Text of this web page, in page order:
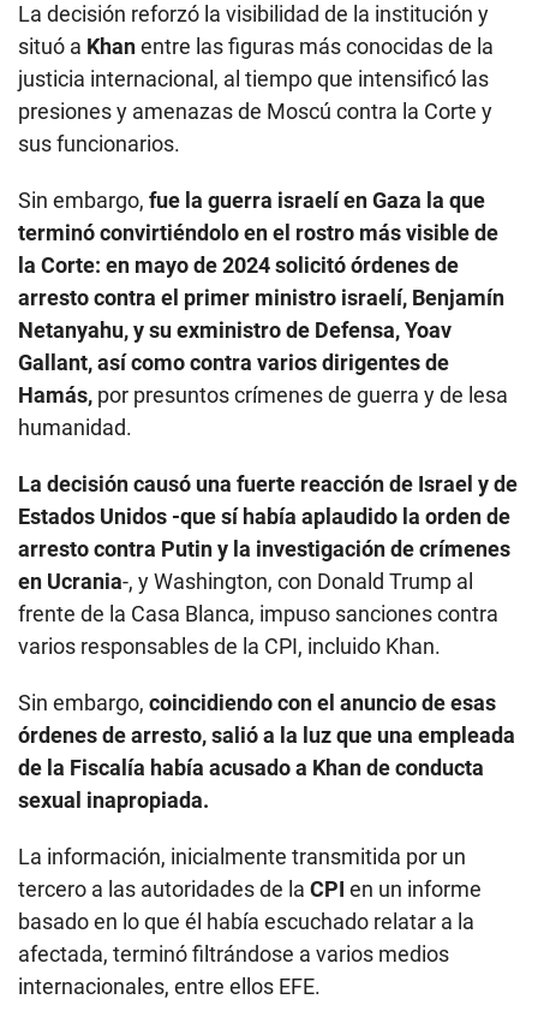
La decisión reforzó la visibilidad de la institución y
situó a Khanentre las figuras más conocidas de la
justicia internacional, al tiempo que intensificó las
presiones y amenazas de Moscú contra la Corte y
sus funcionarios.
Sin embargo, fue la guerra israelí en Gaza la que
terminó convirtiéndolo en el rostro más visible de
la Corte: en mayo de 2024 solicitó órdenes de
arresto contra el primer ministro israelí, Benjamín
Netanyahu, y su exministro de Defensa, Yoav
Gallant, así como contra varios dirigentes de
Hamás, por presuntos crímenes de guerra y de lesa
humanidad.
La decisión causó una fuerte reacción de Israel y de
Estados Unidos -que sí había aplaudido la orden de
arresto contra Putin y la investigación de crímenes
en Ucrania-, y Washington, con Donald Trump al
frente de la Casa Blanca, impuso sanciones contra
varios responsables de la CPI, incluido Khan.
Sin embargo, coincidiendo con el anuncio de esas
órdenes de arresto, salió a la luz que una empleada
de la Fiscalía había acusado a Khan de conducta
sexual inapropiada.
La información, inicialmente transmitida por un
tercero a las autoridades de la CPI en un informe
basado en lo que él había escuchado relatar a la
afectada, terminó filtrándose a varios medios
internacionales, entre ellos EFE.